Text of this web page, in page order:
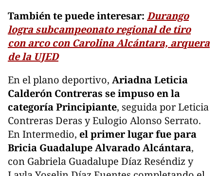
También te puede interesar: Durango
logra subcampeonato regional de tiro
con arco con Carolina Alcántara, arquera
de la UJED
En el plano deportivo, Ariadna Leticia
Calderón Contreras se impuso en la
categoría Principiante, seguida por Leticia
Contreras Deras y Eulogio Alonso Serrato.
En Intermedio, el primer lugar fue para
Bricia Guadalupe Alvarado Alcántara,
con Gabriela Guadalupe Díaz Reséndiz y